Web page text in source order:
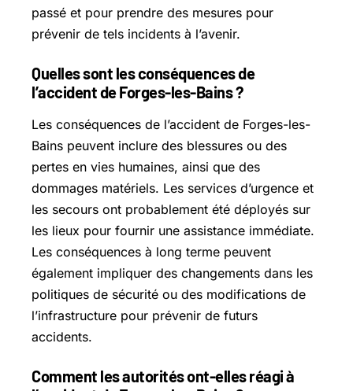
passé et pour prendre des mesures pour
prévenir de tels incidents à l’avenir.
Quelles sont les conséquences de
l’accident de Forges-les-Bains ?
Les conséquences de l’accident de Forges-les-
Bains peuvent inclure des blessures ou des
pertes en vies humaines, ainsi que des
dommages matériels. Les services d’urgence et
les secours ont probablement été déployés sur
les lieux pour fournir une assistance immédiate.
Les conséquences à long terme peuvent
également impliquer des changements dans les
politiques de sécurité ou des modifications de
l’infrastructure pour prévenir de futurs
accidents.
Comment les autorités ont-elles réagi à